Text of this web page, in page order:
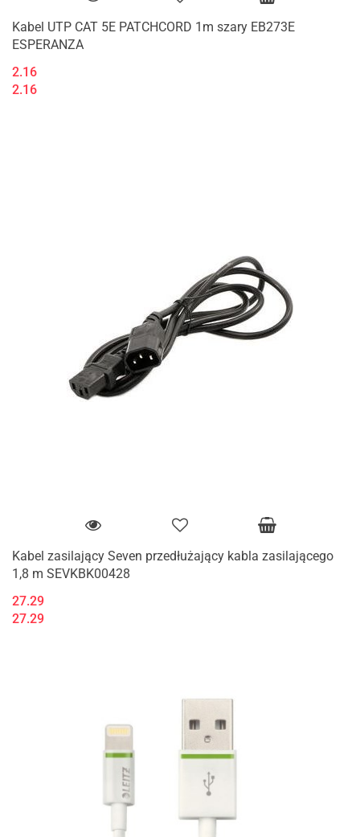
Kabel UTP CAT 5E PATCHCORD 1m szary EB273E
ESPERANZA
2.16
2.16
Kabel zasilający Seven przedłużający kabla zasilającego
1,8 m SEVKBK00428
27.29
27.29